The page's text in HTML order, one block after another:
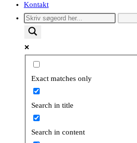
Kontakt
Exact matches only
Search in title
Search in content